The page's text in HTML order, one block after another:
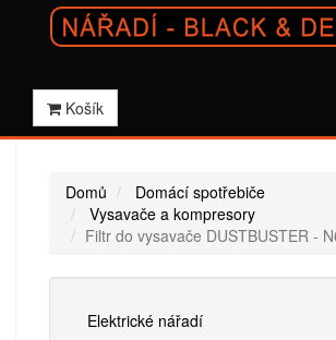
Košík
Domů
Domácí spotřebiče
Vysavače a kompresory
Filtr do vysavače DUSTBUSTER -
Elektrické nářadí